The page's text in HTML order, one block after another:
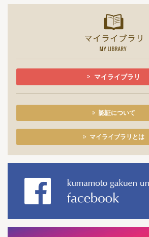
マイライブラリ
認証について
マイライブラリとは